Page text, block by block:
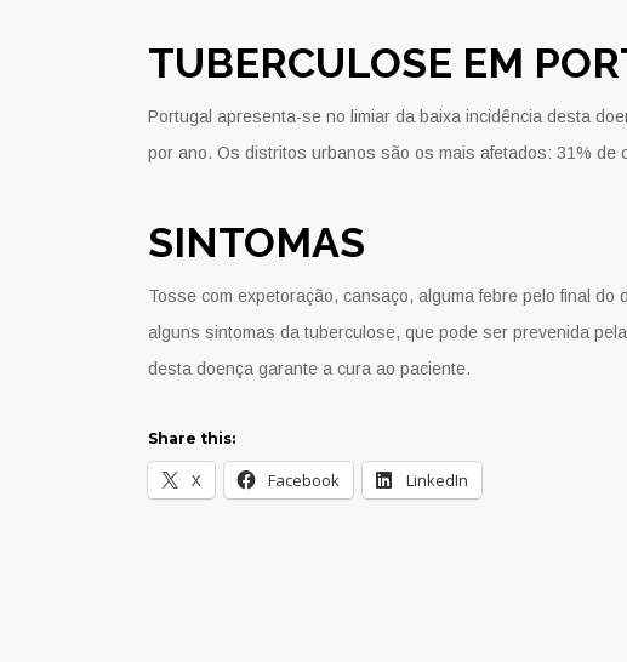
TUBERCULOSE EM
Portugal apresenta-se no limiar da baixa incidência desta
por ano. Os distritos urbanos são os mais afetados: 31%
SINTOMAS
Tosse com expetoração, cansaço, alguma febre pelo final
alguns sintomas da tuberculose, que pode ser prevenida
desta doença garante a cura ao paciente.
Share this:
X Facebook LinkedIn